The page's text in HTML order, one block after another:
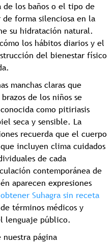
los baños o el tipo de
forma silenciosa en la
su hidratación natural.
los hábitos diarios y el
del bienestar físico
manchas claras que
de los niños se
como pitiriasis
seca y sensible. La
recuerda que el cuerpo
incluyen clima cuidados
de cada
contemporánea de
aparecen expresiones
obtener Suhagra sin receta
términos médicos y
lenguaje público.
nuestra página